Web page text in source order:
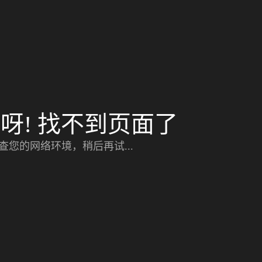
! 找不到页面了
您的网络环境，稍后再试...